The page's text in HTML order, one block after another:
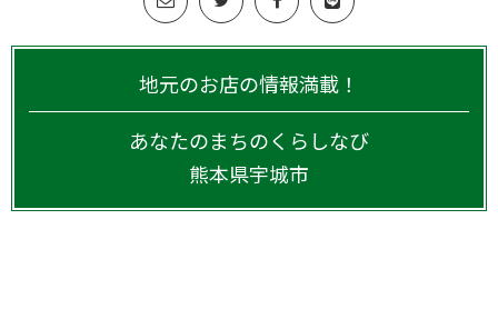
地元のお店の情報満載！
あなたのまちのくらしなび
熊本県宇城市